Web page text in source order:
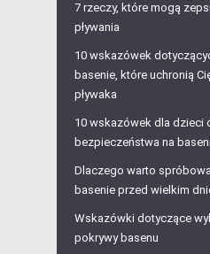
7 rzeczy, które mogą
pływania
10 wskazówek
basenie, które uchronią
pływaka
10 wskazówek dla dzieci
bezpieczeństwa na
Dlaczego warto
basenie przed wielkim
Wskazówki dotyczące
pokrywy basenu